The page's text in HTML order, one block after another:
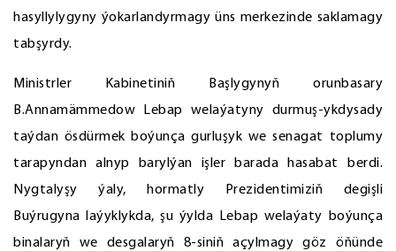
hasyllylygyny ýokarlandyrmagy üns merkezinde saklamagy
tabşyrdy.
Ministrler Kabinetiniň Başlygynyň orunbasary
B.Annamämmedow Lebap welaýatyny durmuş-ykdysady
taýdan ösdürmek boýunça gurluşyk we senagat toplumy
tarapyndan alnyp barylýan işler barada hasabat berdi.
Nygtalyşy ýaly, hormatly Prezidentimiziň degişli
Buýrugyna laýyklykda, şu ýylda Lebap welaýaty boýunça
binalaryň we desgalaryň 8-siniň açylmagy göz öňünde